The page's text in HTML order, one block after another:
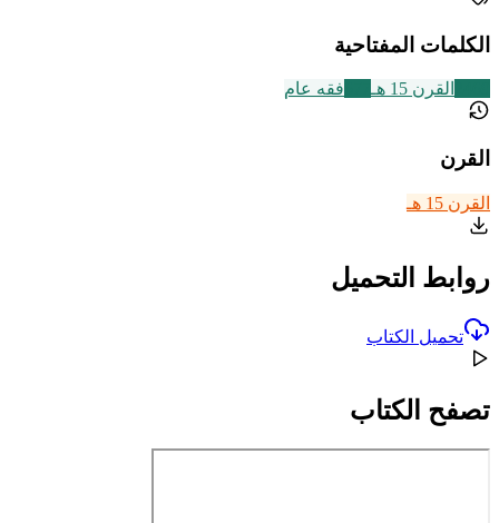
الكلمات المفتاحية
القرن 15 هـ فقه عام
القرن
القرن 15 هـ
روابط التحميل
تحميل الكتاب
تصفح الكتاب